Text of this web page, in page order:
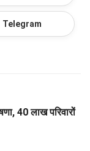
Telegram
40 लाख परिवारों